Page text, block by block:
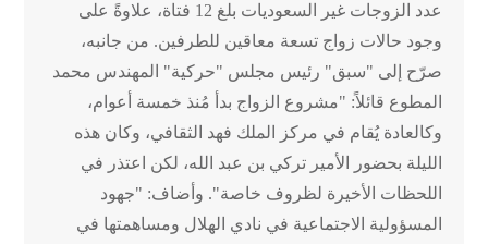
عدد الزوجات غير السعوديات بلغ 12 فتاة، علاوةً على
وجود حالات زواج تسعة معاقين للطرفين. من جانبه،
صرّح إلى "سبق" رئيس مجلس "حركية" المهندس محمد
المطوع قائلاً: "مشروع الزواج بدأ مُنذ خمسة أعوام،
وكالعادة يُقام في مركز الملك فهد الثقافي، وكان هذه
الليلة بحضور الأمير تركي بن عبد الله، لكن اعتذر في
اللحظات الأخيرة لظروف خاصة". وأضاف: "جهود
المسؤولية الاجتماعية في نادي الهلال ومساهمتها في